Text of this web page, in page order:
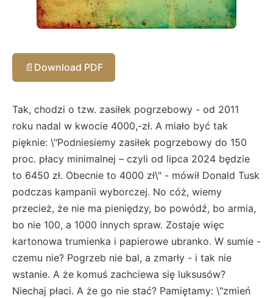
📄 Download PDF
Tak, chodzi o tzw. zasiłek pogrzebowy - od 2011
roku nadal w kwocie 4000,-zł. A miało być tak
pięknie: \"Podniesiemy zasiłek pogrzebowy do 150
proc. płacy minimalnej – czyli od lipca 2024 będzie
to 6450 zł. Obecnie to 4000 zł\" - mówił Donald Tusk
podczas kampanii wyborczej. No cóż, wiemy
przecież, że nie ma pieniędzy, bo powódź, bo armia,
bo nie 100, a 1000 innych spraw. Zostaje więc
kartonowa trumienka i papierowe ubranko. W sumie -
czemu nie? Pogrzeb nie bal, a zmarły - i tak nie
wstanie. A że komuś zachciewa się luksusów?
Niechaj płaci. A że go nie stać? Pamiętamy: \"zmień